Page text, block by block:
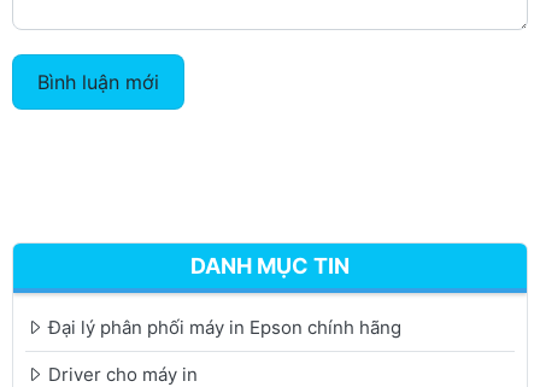
Bình luận mới
DANH MỤC TIN
Đại lý phân phối máy in Epson chính hãng
Driver cho máy in